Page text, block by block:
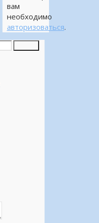
вам
необходимо
авторизоваться.